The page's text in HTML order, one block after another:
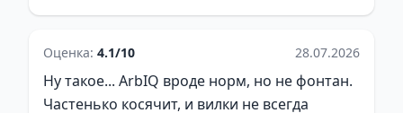
Оценка: 4.1/10 28.07.2026
Ну такое... ArbIQ вроде норм, но не фонтан.
Частенько косячит, и вилки не всегда